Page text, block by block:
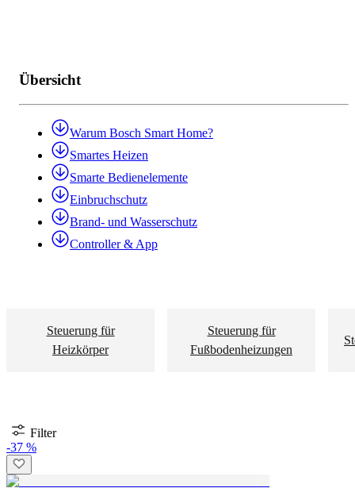
Übersicht
Warum Bosch Smart Home?
Smartes Heizen
Smarte Bedienelemente
Einbruchschutz
Brand- und Wasserschutz
Controller & App
Steuerung für
Heizkörper
Steuerung für
Fußbodenheizungen
Filter
-37 %